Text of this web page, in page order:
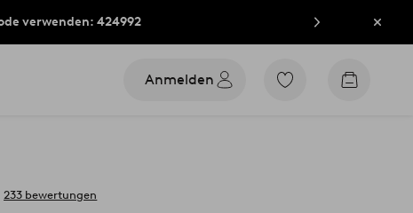
verwenden: 424992
Anmelden
Zu
Zum
233 bewertungen